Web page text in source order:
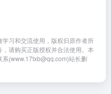
习和交流使用，版权归原作者所
请购买正版授权并合法使用。本
(www.17txb@qq.com)站长删